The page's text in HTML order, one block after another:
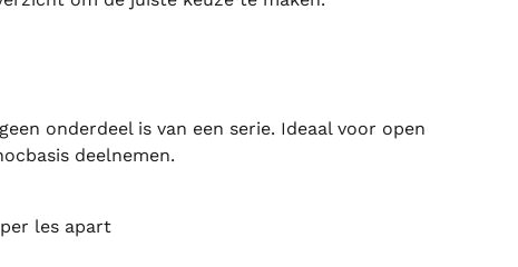
onderdeel is van een serie. Ideaal voor open
deelnemen.
les apart